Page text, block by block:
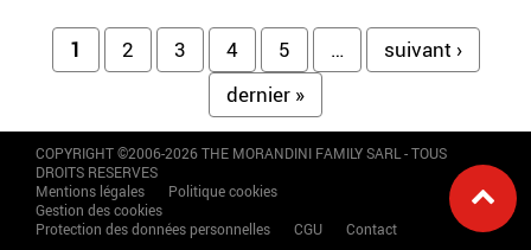
Pages
1 2 3 4 5 …
suivant ›
dernier »
COPYRIGHT ©2006-2026 THE MORANDINI FAMILY SARL - TOUS
DROITS RESERVES
Mentions légales
Politique cookies
Gestion des cookies
Protection des données personnelles
CGU Contact